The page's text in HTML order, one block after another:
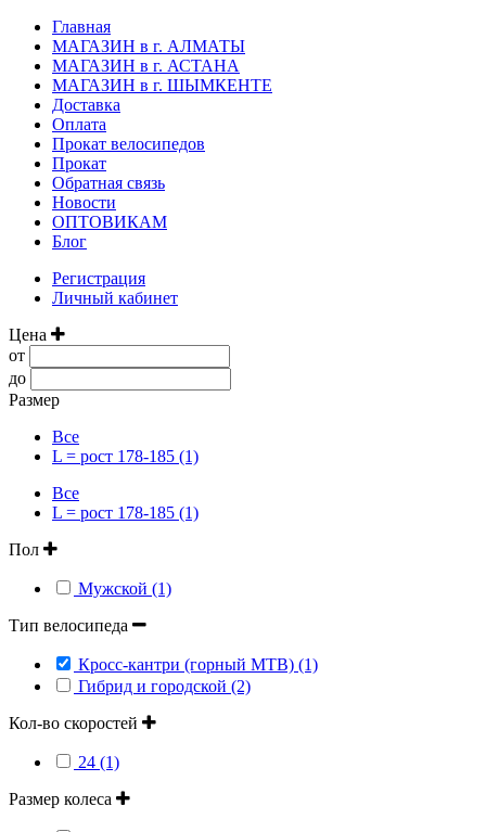
Главная
МАГАЗИН в г. АЛМАТЫ
МАГАЗИН в г. АСТАНА
МАГАЗИН в г. ШЫМКЕНТЕ
Доставка
Оплата
Прокат велосипедов
Прокат
Обратная связь
Новости
ОПТОВИКАМ
Блог
Регистрация
Личный кабинет
Цена
от
до
Размер
Все
L = рост 178-185 (1)
Все
L = рост 178-185 (1)
Пол
Мужской (1)
Тип велосипеда
Кросс-кантри (горный MTB) (1)
Гибрид и городской (2)
Кол-во скоростей
24 (1)
Размер колеса